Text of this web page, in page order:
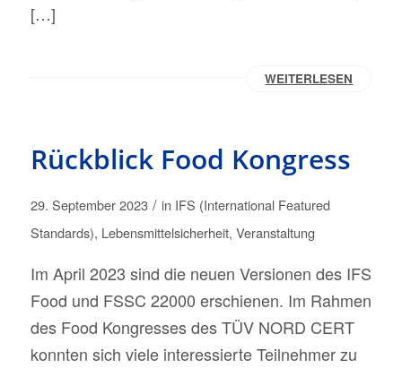
[…]
WEITERLESEN
Rückblick Food Kongress
29. September 2023 / in IFS (International Featured
Standards), Lebensmittelsicherheit, Veranstaltung
Im April 2023 sind die neuen Versionen des IFS
Food und FSSC 22000 erschienen. Im Rahmen
des Food Kongresses des TÜV NORD CERT
konnten sich viele interessierte Teilnehmer zu